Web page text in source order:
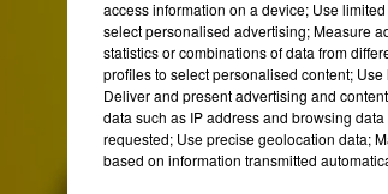
access information on a device; Use
select personalised advertising; Measure
statistics or combinations of data from
profiles to select personalised content;
Deliver and present advertising and
data such as IP address and browsing
requested; Use precise geolocation data;
based on information transmitted